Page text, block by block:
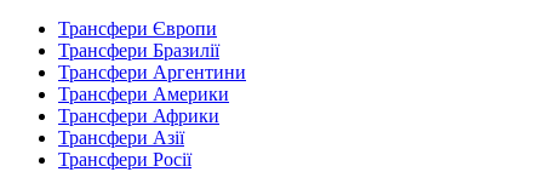
Трансфери Європи
Трансфери Бразилії
Трансфери Аргентини
Трансфери Америки
Трансфери Африки
Трансфери Азії
Трансфери Росії